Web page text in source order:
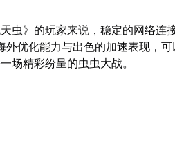
虫》的玩家来说，稳定的网络连
外优化能力与出色的加速表现，
场精彩纷呈的虫虫大战。